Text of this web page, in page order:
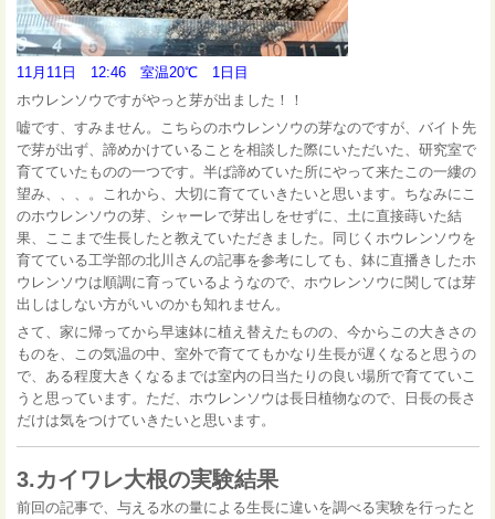
11月11日 12:46 室温20℃ 1日目
ホウレンソウですがやっと芽が出ました！！
嘘です、すみません。こちらのホウレンソウの芽なのですが、バイト先
で芽が出ず、諦めかけていることを相談した際にいただいた、研究室で
育てていたものの一つです。半ば諦めていた所にやって来たこの一縷の
望み、、、。これから、大切に育てていきたいと思います。ちなみにこ
のホウレンソウの芽、シャーレで芽出しをせずに、土に直接蒔いた結
果、ここまで生長したと教えていただきました。同じくホウレンソウを
育てている工学部の北川さんの記事を参考にしても、鉢に直播きしたホ
ウレンソウは順調に育っているようなので、ホウレンソウに関しては芽
出しはしない方がいいのかも知れません。
さて、家に帰ってから早速鉢に植え替えたものの、今からこの大きさの
ものを、この気温の中、室外で育ててもかなり生長が遅くなると思うの
で、ある程度大きくなるまでは室内の日当たりの良い場所で育てていこ
うと思っています。ただ、ホウレンソウは長日植物なので、日長の長さ
だけは気をつけていきたいと思います。
3.カイワレ大根の実験結果
前回の記事で、与える水の量による生長に違いを調べる実験を行ったと